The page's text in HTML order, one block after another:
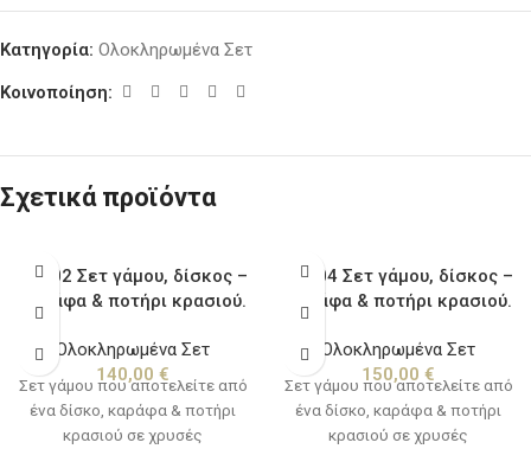
Κατηγορία: Ολοκληρωμένα Σετ
Κοινοποίηση:
Σχετικά προϊόντα
LV.002 Σετ γάμου, δίσκος –
καράφα & ποτήρι κρασιού.
Ολοκληρωμένα Σετ
140,00 €
Σετ γάμου που αποτελείτε από
ένα δίσκο, καράφα & ποτήρι
κρασιού σε χρυσές
LV.004 Σετ γάμου, δίσκος –
καράφα & ποτήρι κρασιού.
Ολοκληρωμένα Σετ
150,00 €
Σετ γάμου που αποτελείτε από
ένα δίσκο, καράφα & ποτήρι
κρασιού σε χρυσές